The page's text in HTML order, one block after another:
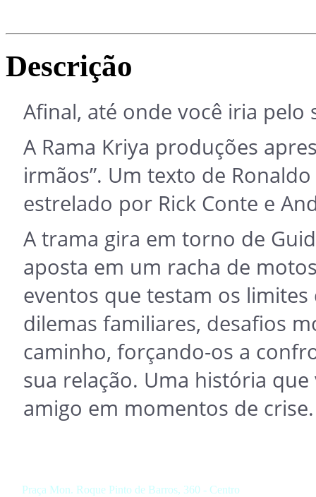
Descrição
Afinal, até onde você iria pelo
A Rama Kriya produções
irmãos”. Um texto de
estrelado por Rick Conte e
A trama gira em torno de
aposta em um racha de
eventos que testam os
dilemas familiares, desafios
caminho, forçando-os a
sua relação. Uma história
amigo em momentos de crise.
Praça Mon. Roque Pinto de Barros, 360 - Centro